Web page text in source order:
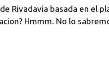
Rivadavia basada en el
Hmmm. No lo